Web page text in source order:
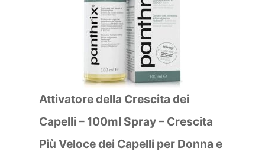
Attivatore della Crescita dei
Capelli – 100ml Spray – Crescita
Più Veloce dei Capelli per Donna e